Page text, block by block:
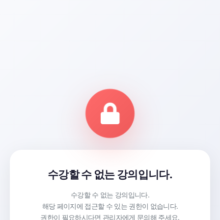
수강할 수 없는 강의입니다.
수강할 수 없는 강의입니다.
해당 페이지에 접근할 수 있는 권한이 없습니다.
권한이 필요하시다면 관리자에게 문의해 주세요.